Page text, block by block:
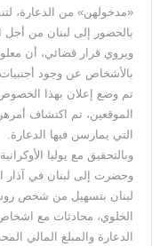
«مدخولهن» من الدعارة،
بالحضور إلى لبنان من أجل
ويروي قرار قضائي، أن
بالأشخاص عن وجود
تم وضع إعلان بهذا الخصوص
الموقعين، تم اكتشاف
التي يمارسن فيها الدعارة.
وبالتحقيق مع يوليا
وحضرت إلى لبنان في آذار
لبنان بتسهيل من شخص
الخلوي، محادثات مع
الدعارة والمبلغ المالي